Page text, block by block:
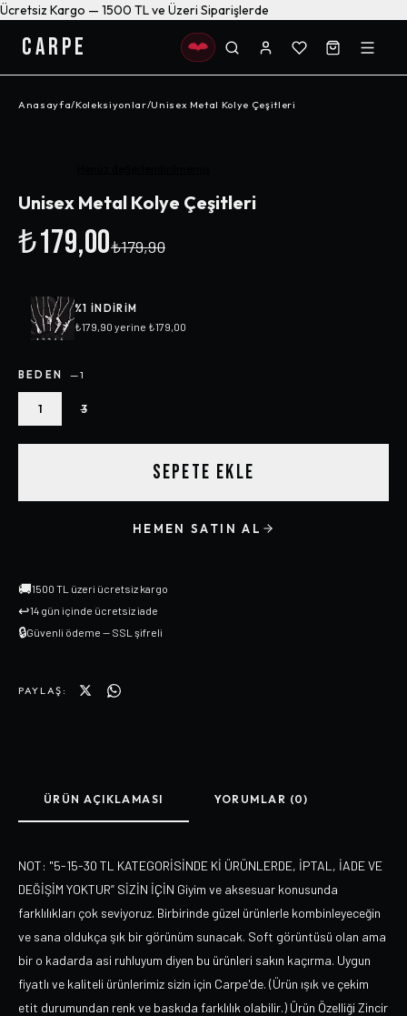
Ücretsiz Kargo — 1500 TL ve Üzeri Siparişlerde
CARPE
Anasayfa/Koleksiyonlar/Unisex Metal Kolye Çeşitleri
Unisex Metal Kolye Çeşitleri
₺179,00₺179,90
%1 INDIRIM
₺179,90 yerine ₺179,00
BEDEN —1
1 3
SEPETE EKLE
HEMEN SATIN AL
🚚1500 TL üzeri ücretsiz kargo
↩14 gün içinde ücretsiz iade
🔒Güvenli ödeme — SSL şifreli
PAYLAŞ:
ÜRÜN AÇIKLAMASI YORUMLAR (0)
NOT: "5-15-30 TL KATEGORİSİNDE Kİ ÜRÜNLERDE, İPTAL, İADE VE
DEĞİŞİM YOKTUR” SİZİN İÇİN Giyim ve aksesuar konusunda
farklılıkları çok seviyoruz. Birbirinde güzel ürünlerle kombinleyeceğin
ve sana oldukça şık bir görünüm sunacak. Soft görüntüsü olan ama
bir o kadarda asi ruhluyum diyen bu ürünleri sakın kaçırma. Uygun
fiyatlı ve kaliteli ürünlerimiz sizin için Carpe'de. (Ürün ışık ve çekim
etit durumundan renk ve baskıda farklılık olabilir.) Ürün Özelliği Zincir